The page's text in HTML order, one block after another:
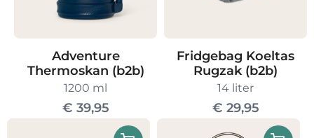
Adventure
Thermoskan (b2b)
1200 ml
€ 39,95
Fridgebag Koeltas
Rugzak (b2b)
14 liter
€ 29,95